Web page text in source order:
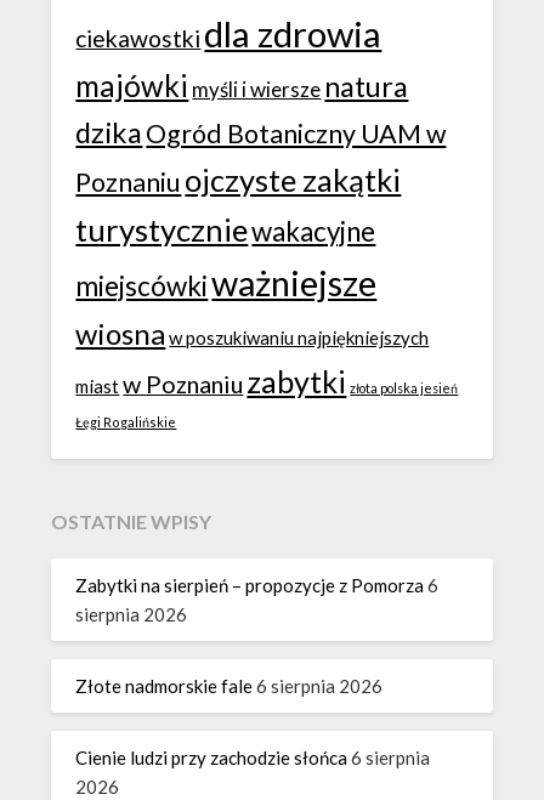
ciekawostki dla zdrowia
majówki myśli i wiersze natura
dzikaOgród Botaniczny UAM w
Poznaniu ojczyste zakątki
turystyczniewakacyjne
miejscówkiważniejsze
wiosna w poszukiwaniu najpiękniejszych
miastw Poznaniu zabytki złota polska jesień
Łęgi Rogalińskie
OSTATNIE WPISY
Zabytki na sierpień – propozycje z Pomorza6
sierpnia 2026
Złote nadmorskie fale6 sierpnia 2026
Cienie ludzi przy zachodzie słońca6 sierpnia
2026